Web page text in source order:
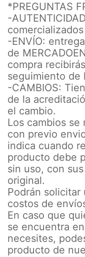
*PREGUNTAS
-
-ENVÍO:
de
compra
seguimiento de
-CAMBIOS:
de la
el cambio.
Los cambios se
con previo
indica cuando
producto debe
sin uso, con
original.
Podrán solicitar
costos de
En caso que
se encuentra
necesites,
producto de